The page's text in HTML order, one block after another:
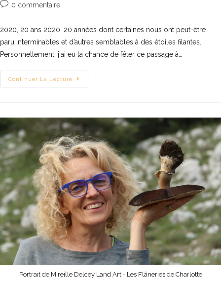
0 commentaire
2020, 20 ans 2020, 20 années dont certaines nous ont peut-être
paru interminables et d’autres semblables à des étoiles filantes.
Personnellement, j'ai eu la chance de fêter ce passage à…
Continuer La Lecture
Portrait de Mireille Delcey Land Art - Les Flâneries de Charlotte